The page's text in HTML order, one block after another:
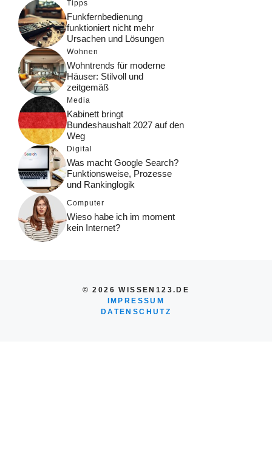
Tipps
Funkfernbedienung
funktioniert nicht mehr
Ursachen und Lösungen
Wohnen
Wohntrends für moderne
Häuser: Stilvoll und
zeitgemäß
Media
Kabinett bringt
Bundeshaushalt 2027 auf den
Weg
Digital
Was macht Google Search?
Funktionsweise, Prozesse
und Rankinglogik
Computer
Wieso habe ich im moment
kein Internet?
© 2026 WISSEN123.DE
IMPRESSUM
DATENSCHUTZ